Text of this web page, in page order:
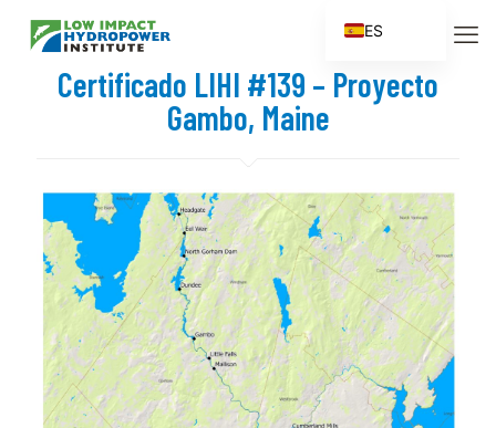
Certificado LIHI #139 – Proyecto
Gambo, Maine
ES
FR